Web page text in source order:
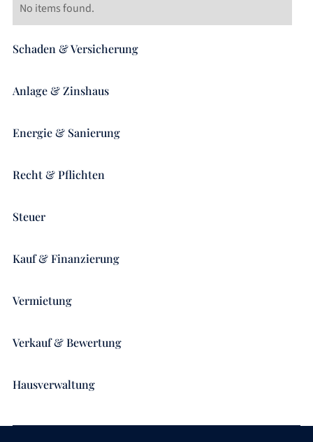
No items found.
Schaden & Versicherung
Anlage & Zinshaus
Energie & Sanierung
Recht & Pflichten
Steuer
Kauf & Finanzierung
Vermietung
Verkauf & Bewertung
Hausverwaltung